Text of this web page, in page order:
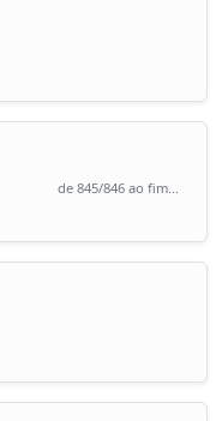
de 845/846 ao fim...